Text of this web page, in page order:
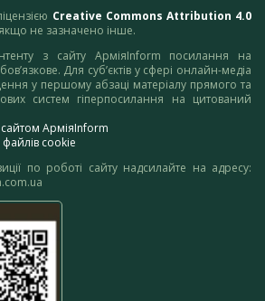
Creative Commons Attribution 4.0
якщо не зазначено інше.
з сайту АрміяInform посилання на
Для суб’єктів у сфері онлайн-медіа
у першому абзаці матеріалу прямого та
систем гіперпосилання на цитований
АрміяInform
cookie
по роботі сайту надсилайте на адресу: